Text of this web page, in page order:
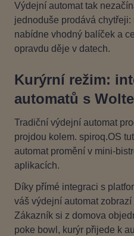
Výdejní automat tak
jednoduše prodává
nabídne vhodný balíček a
opravdu děje v datech.
Kurýrní režim:
automatů s
Tradiční výdejní automat
projdou kolem. spiroq.OS
automat promění v
aplikacích.
Díky přímé integraci s
váš výdejní automat
Zákazník si z domova
poke bowl, kurýr přijede k